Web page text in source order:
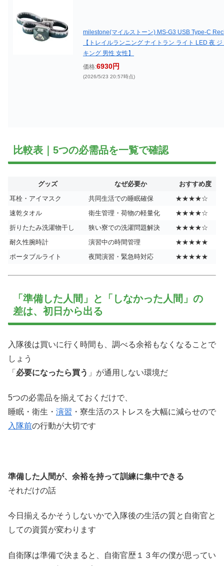
milestone(マイルストーン) MS-G3 USB Type-C
【トレイルランニング ナイトラン ライト LED 夜
キング 男性 女性】
価格:6930円
(2026/5/23 20:57時点)
比較表｜5つの必需品を一覧で確認
グッズ なぜ必要か
おすすめ度
耳栓・アイマスク
共同生活での睡眠確保
★★★★☆
速乾タオル
衛生管理・荷物の軽量化
★★★★☆
折りたたみ洗濯物干し
狭い寮での洗濯問題解決
★★★★☆
耐久性腕時計
演習中の時間管理
★★★★★
ポータブルライト
夜間演習・緊急時対応 ★★★★★
「準備した人間」と「しなかった人間」の
差は、初日から出る
入隊後は買いに行く時間も、調べる余裕もなくなることで
しょう
「 必要になったら買う 」が通用しない環境だ
5つの必需品を揃えておくだけで、
睡眠・衛生・ 演習 ・寮生活のストレスを大幅に減らせので
入隊前の行動が大切です
準備した人間が、余裕を持って訓練に集中できる
それだけの話
今日揃えるかそうしないかで入隊後の生活の質と自衛官と
しての資質が変わります
自衛隊は準備で決まると、自衛官歴１３年の僕が思ってい